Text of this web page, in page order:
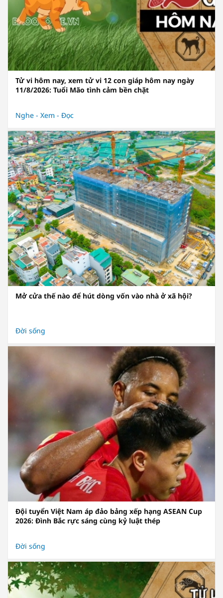
Tử vi hôm nay, xem tử vi 12 con giáp hôm nay ngày
11/8/2026: Tuổi Mão tình cảm bền chặt
Nghe - Xem - Đọc
Mở cửa thế nào để hút dòng vốn vào nhà ở xã hội?
Đời sống
Đội tuyển Việt Nam áp đảo bảng xếp hạng ASEAN Cup
2026: Đình Bắc rực sáng cùng kỷ luật thép
Đời sống